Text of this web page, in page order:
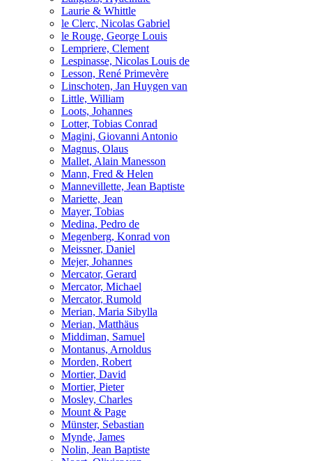
Laurie & Whittle
le Clerc, Nicolas Gabriel
le Rouge, George Louis
Lempriere, Clement
Lespinasse, Nicolas Louis de
Lesson, René Primevère
Linschoten, Jan Huygen van
Little, William
Loots, Johannes
Lotter, Tobias Conrad
Magini, Giovanni Antonio
Magnus, Olaus
Mallet, Alain Manesson
Mann, Fred & Helen
Mannevillette, Jean Baptiste
Mariette, Jean
Mayer, Tobias
Medina, Pedro de
Megenberg, Konrad von
Meissner, Daniel
Mejer, Johannes
Mercator, Gerard
Mercator, Michael
Mercator, Rumold
Merian, Maria Sibylla
Merian, Matthäus
Middiman, Samuel
Montanus, Arnoldus
Morden, Robert
Mortier, David
Mortier, Pieter
Mosley, Charles
Mount & Page
Münster, Sebastian
Mynde, James
Nolin, Jean Baptiste